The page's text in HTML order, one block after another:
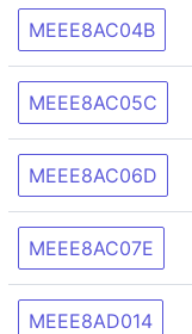
MEEE8AC04B
MEEE8AC05C
MEEE8AC06D
MEEE8AC07E
MEEE8AD014